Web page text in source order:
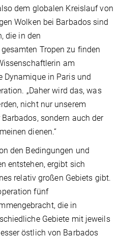
dem globalen Kreislauf von
Wolken bei Barbados sind
die in den
Tropen zu finden
am
Dynamique in Paris und
„Daher wird das, was
nicht nur unserem
sondern auch der
dienen.“
den Bedingungen und
entstehen, ergibt sich
relativ großen Gebiets gibt.
fünf
die in
Gebiete mit jeweils
östlich von Barbados